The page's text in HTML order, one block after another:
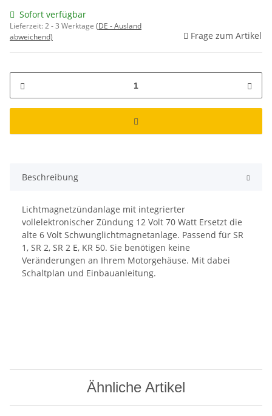
Sofort verfügbar
Lieferzeit:2 - 3 Werktage (DE - Ausland
abweichend)
Frage zum Artikel
Beschreibung
Lichtmagnetzündanlage mit integrierter
vollelektronischer Zündung 12 Volt 70 Watt Ersetzt die
alte 6 Volt Schwunglichtmagnetanlage. Passend für SR
1, SR 2, SR 2 E, KR 50. Sie benötigen keine
Veränderungen an Ihrem Motorgehäuse. Mit dabei
Schaltplan und Einbauanleitung.
Ähnliche Artikel